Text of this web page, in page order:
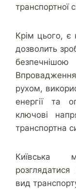
транспортної
Крім цього, є
дозволить
рухом,
енергії та
ключові
транспортна
Київська
вид